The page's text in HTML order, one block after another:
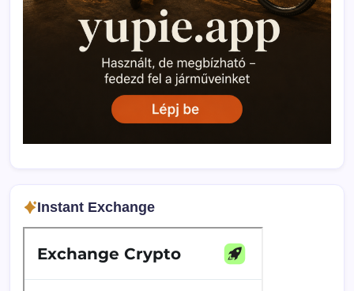
Instant Exchange